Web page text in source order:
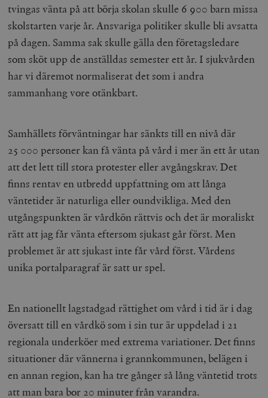
tvingas vänta på att börja skolan skulle 6 900 barn missa
skolstarten varje år. Ansvariga politiker skulle bli avsatta
på dagen. Samma sak skulle gälla den företagsledare
som sköt upp de anställdas semester ett år. I sjukvården
har vi däremot normaliserat det som i andra
sammanhang vore otänkbart.
Samhällets förväntningar har sänkts till en nivå där
25 000 personer kan få vänta på vård i mer än ett år utan
att det lett till stora protester eller avgångskrav. Det
finns rentav en utbredd uppfattning om att långa
väntetider är naturliga eller oundvikliga. Med den
utgångspunkten är vårdkön rättvis och det är moraliskt
rätt att jag får vänta eftersom sjukast går först. Men
problemet är att sjukast inte får vård först. Vårdens
unika portalparagraf är satt ur spel.
En nationellt lagstadgad rättighet om vård i tid är i dag
översatt till en vårdkö som i sin tur är uppdelad i 21
regionala underköer med extrema variationer. Det finns
situationer där vännerna i grannkommunen, belägen i
en annan region, kan ha tre gånger så lång väntetid trots
att man bara bor 20 minuter från varandra.